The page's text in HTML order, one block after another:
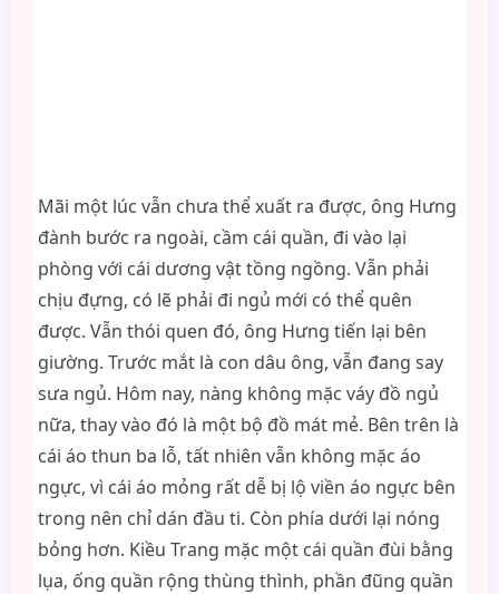
Mãi một lúc vẫn chưa thể xuất ra được, ông Hưng
đành bước ra ngoài, cầm cái quần, đi vào lại
phòng với cái dương vật tồng ngồng. Vẫn phải
chịu đựng, có lẽ phải đi ngủ mới có thể quên
được. Vẫn thói quen đó, ông Hưng tiến lại bên
giường. Trước mắt là con dâu ông, vẫn đang say
sưa ngủ. Hôm nay, nàng không mặc váy đồ ngủ
nữa, thay vào đó là một bộ đồ mát mẻ. Bên trên là
cái áo thun ba lỗ, tất nhiên vẫn không mặc áo
ngực, vì cái áo mỏng rất dễ bị lộ viền áo ngực bên
trong nên chỉ dán đầu ti. Còn phía dưới lại nóng
bỏng hơn. Kiều Trang mặc một cái quần đùi bằng
lụa, ống quần rộng thùng thình, phần đũng quần